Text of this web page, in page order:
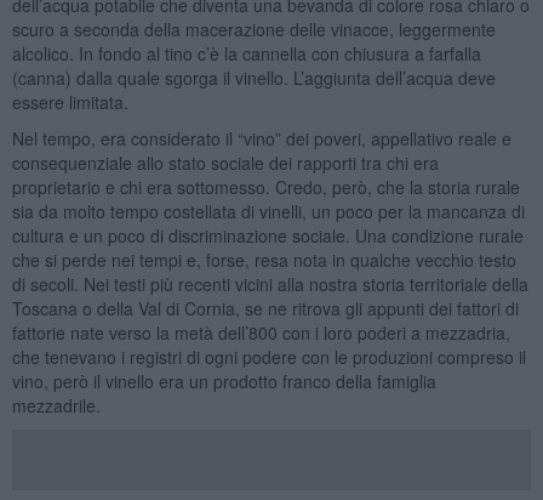
scuro a seconda della macerazione delle vinacce, leggermente
alcolico. In fondo al tino c’è la cannella con chiusura a farfalla
(canna) dalla quale sgorga il vinello. L’aggiunta dell’acqua deve
essere limitata.
Nel tempo, era considerato il “vino” dei poveri, appellativo reale e
consequenziale allo stato sociale dei rapporti tra chi era
proprietario e chi era sottomesso. Credo, però, che la storia rurale
sia da molto tempo costellata di vinelli, un poco per la mancanza di
cultura e un poco di discriminazione sociale. Una condizione rurale
che si perde nei tempi e, forse, resa nota in qualche vecchio testo
di secoli. Nei testi più recenti vicini alla nostra storia territoriale della
Toscana o della Val di Cornia, se ne ritrova gli appunti dei fattori di
fattorie nate verso la metà dell’800 con i loro poderi a mezzadria,
che tenevano i registri di ogni podere con le produzioni compreso il
vino, però il vinello era un prodotto franco della famiglia
mezzadrile.